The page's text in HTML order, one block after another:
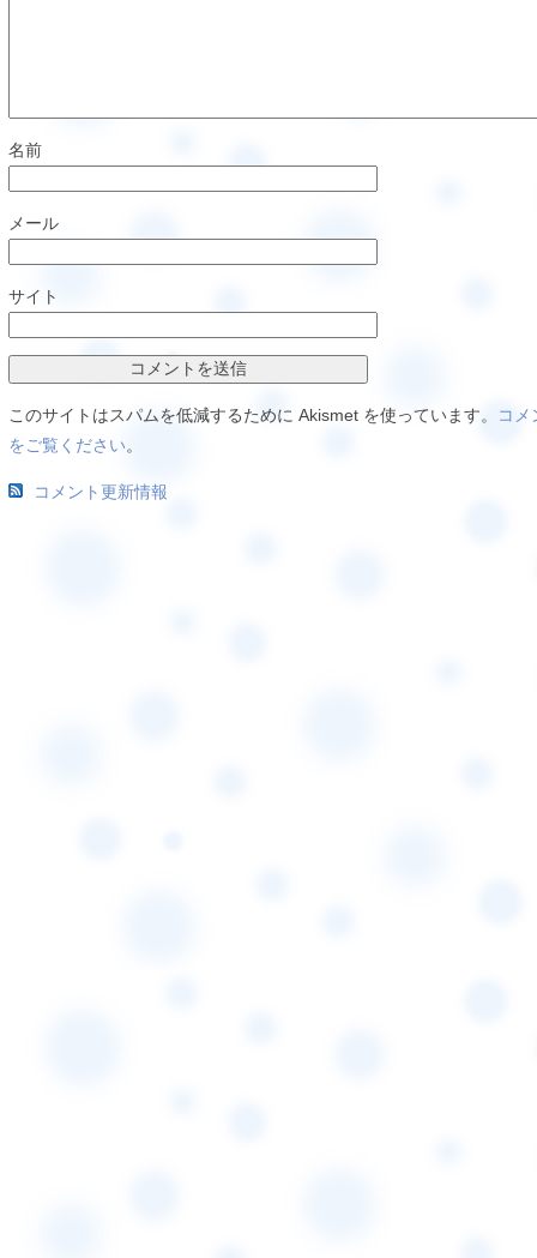
名前
メール
サイト
このサイトはスパムを低減するために Akismet を使っています。
コメ
をご覧ください。
コメント更新情報